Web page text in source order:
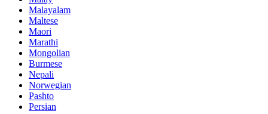
Malayalam
Maltese
Maori
Marathi
Mongolian
Burmese
Nepali
Norwegian
Pashto
Persian